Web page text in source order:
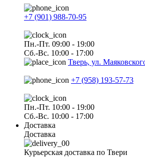
+7 (901) 988-70-95
Пн.-Пт. 09:00 - 19:00
Сб.-Вс. 10:00 - 17:00
Тверь, ул.
+7 (958) 193-57-73
Пн.-Пт. 10:00 - 19:00
Сб.-Вс. 10:00 - 17:00
Доставка
Доставка
Курьерская доставка по Твери